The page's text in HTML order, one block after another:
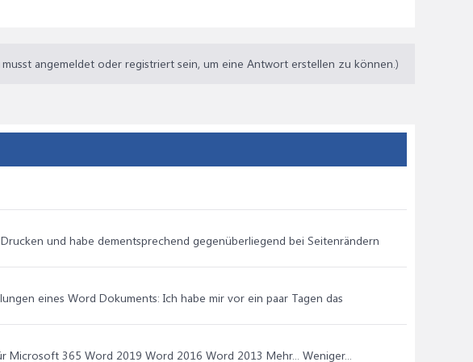
musst angemeldet oder registriert sein, um eine Antwort erstellen zu können.)
und habe dementsprechend gegenüberliegend bei Seitenrändern
eines Word Dokuments: Ich habe mir vor ein paar Tagen das
Microsoft 365 Word 2019 Word 2016 Word 2013 Mehr... Weniger...